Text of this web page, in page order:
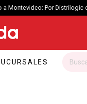
3 a 5 días hábiles.